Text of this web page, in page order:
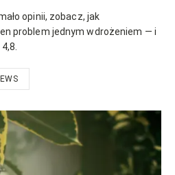
opinii, zobacz, jak
problem jednym wdrożeniem — i